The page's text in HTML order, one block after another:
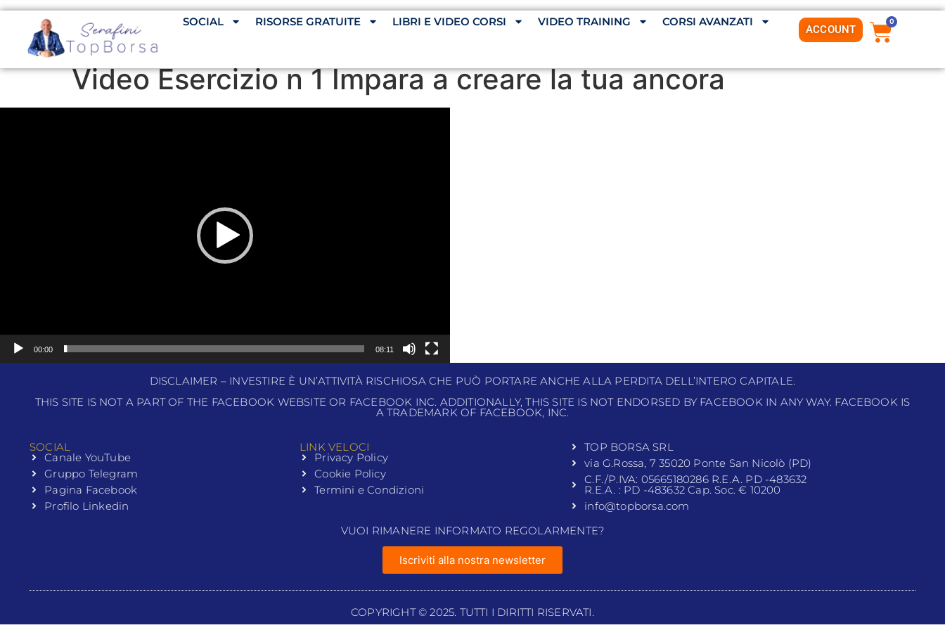
SOCIAL RISORSE GRATUITE LIBRI E VIDEO CORSI VIDEO TRAINING CORSI AVANZATI
ACCOUNT
0
Video Esercizio n 1 Impara a creare la tua ancora
00:00 08:11
DISCLAIMER – INVESTIRE È UN’ATTIVITÀ RISCHIOSA CHE PUÒ PORTARE ANCHE ALLA PERDITA DELL’INTERO CAPITALE.
THIS SITE IS NOT A PART OF THE FACEBOOK WEBSITE OR FACEBOOK INC. ADDITIONALLY, THIS SITE IS NOT ENDORSED BY FACEBOOK IN ANY WAY. FACEBOOK IS
A TRADEMARK OF FACEBOOK, INC.
SOCIAL
Canale YouTube
Gruppo Telegram
Pagina Facebook
Profilo Linkedin
LINK VELOCI
Privacy Policy
Cookie Policy
Termini e Condizioni
TOP BORSA SRL
via G.Rossa, 7 35020 Ponte San Nicolò (PD)
C.F./P.IVA: 05665180286 R.E.A. PD -483632
R.E.A. : PD -483632 Cap. Soc. € 10200
info@topborsa.com
VUOI RIMANERE INFORMATO REGOLARMENTE?
Iscriviti alla nostra newsletter
COPYRIGHT © 2025. TUTTI I DIRITTI RISERVATI.